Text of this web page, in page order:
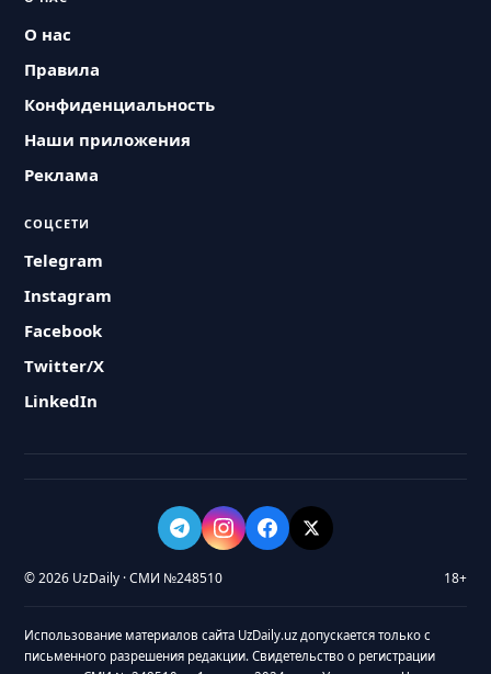
О нас
Правила
Конфиденциальность
Наши приложения
Реклама
СОЦСЕТИ
Telegram
Instagram
Facebook
Twitter/X
LinkedIn
© 2026 UzDaily · СМИ №248510 18+
Использование материалов сайта UzDaily.uz допускается только с
письменного разрешения редакции. Свидетельство о регистрации